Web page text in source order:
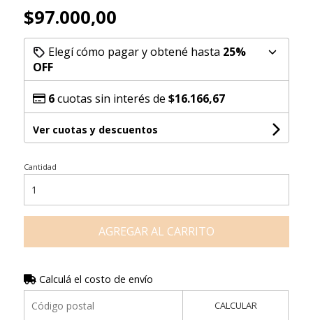
$97.000,00
Elegí cómo pagar y obtené hasta 25%
OFF
6cuotas sin interés de $16.166,67
Ver cuotas y descuentos
Cantidad
AGREGAR AL CARRITO
Calculá el costo de envío
CALCULAR